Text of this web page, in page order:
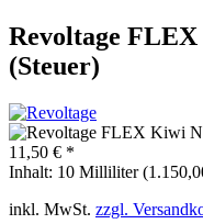
Revoltage
(Steuer)
11,50 € *
Inhalt: 10 Milliliter
inkl. MwSt. zzgl.